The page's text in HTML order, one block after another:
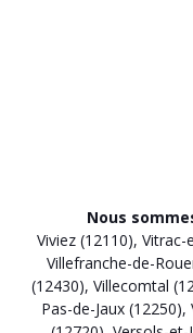
Nous
Viviez (12110), Vitrac-
Villefranche-de-
(12430), Villecomtal
Pas-de-Jaux (12250),